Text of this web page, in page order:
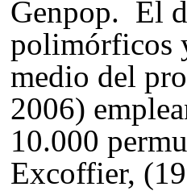
Genpop. El
polimórficos
medio del
2006)
10.000
Excoffier,